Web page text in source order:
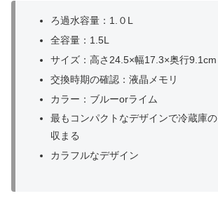
ろ過水容量：1.０L
全容量：1.5L
サイズ：高さ24.5×幅17.3×奥行9.1cm
交換時期の確認：液晶メモリ
カラー：ブルーorライム
最もコンパクトなデザインで冷蔵庫
収まる
カラフルなデザイン